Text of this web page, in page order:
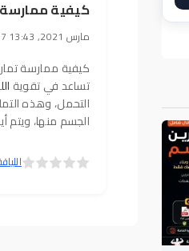
كيفية ممارسة
27 مارس 2021, 13:43
كيفية ممارسة
تساعد في تقوية
التحمل، وهذه
الجسم منها، ويتم
0
1